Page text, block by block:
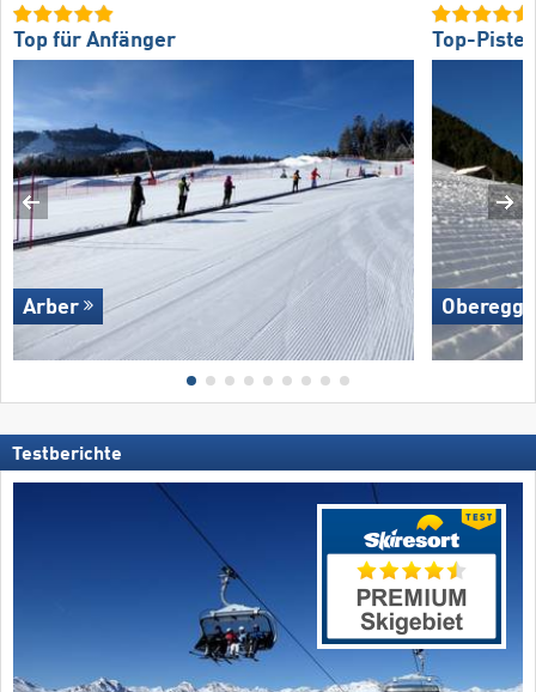
Top für Anfänger
Arber
Top-
Testberichte